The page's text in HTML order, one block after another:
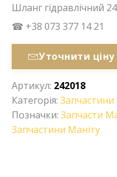
Шланг гідравлічний
☎ +38 073 377 14 21
Уточнити ціну
Артикул: 242018
Категорія: Запчастини
Позначки: Запчасти
Запчастини Маніту